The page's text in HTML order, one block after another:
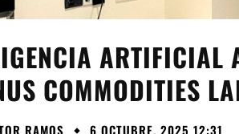
ARTIFICIAL
COMMODITIES
RAMOS 6 OCTUBRE, 2025 12:31